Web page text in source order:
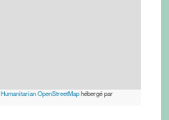
Humanitarian OpenStreetMaphébergé par